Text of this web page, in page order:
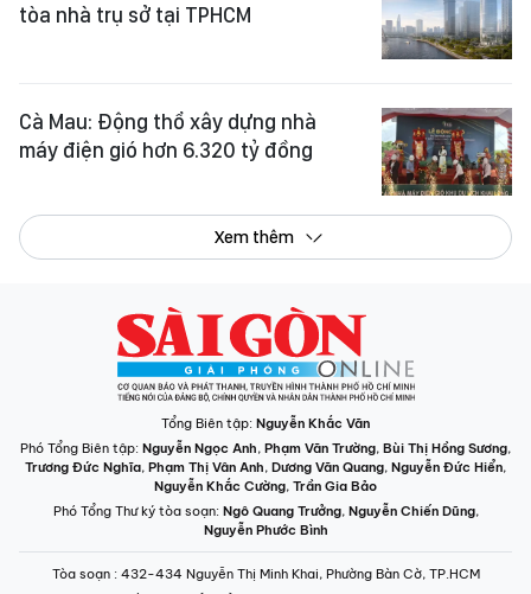
tòa nhà trụ sở tại TPHCM
Cà Mau: Động thổ xây dựng nhà
máy điện gió hơn 6.320 tỷ đồng
Xem thêm
Tổng Biên tập: Nguyễn Khắc Văn
Phó Tổng Biên tập: Nguyễn Ngọc Anh, Phạm Văn Trường, Bùi Thị Hồng Sương,
Trương Đức Nghĩa, Phạm Thị Vân Anh, Dương Văn Quang, Nguyễn Đức Hiển,
Nguyễn Khắc Cường, Trần Gia Bảo
Phó Tổng Thư ký tòa soạn: Ngô Quang Trưởng, Nguyễn Chiến Dũng,
Nguyễn Phước Bình
Tòa soạn : 432-434 Nguyễn Thị Minh Khai, Phường Bàn Cờ, TP.HCM